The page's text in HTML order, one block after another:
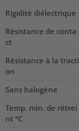
Rigidité diélectrique
Résistance de conta
ct
Résistance à la tracti
on
Sans halogène
Temp. min. de rétrei
nt °C